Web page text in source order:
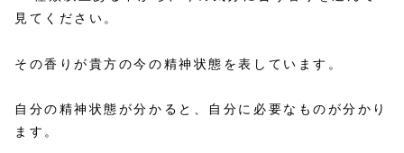
見てください。
その香りが貴方の今の精神状態を表しています。
自分の精神状態が分かると、自分に必要なものが分かり
ます。